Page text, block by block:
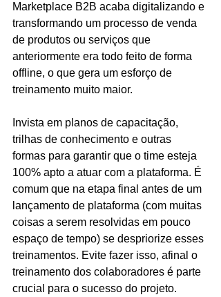
Marketplace B2B acaba digitalizando e
transformando um processo de venda
de produtos ou serviços que
anteriormente era todo feito de forma
offline, o que gera um esforço de
treinamento muito maior.
Invista em planos de capacitação,
trilhas de conhecimento e outras
formas para garantir que o time esteja
100% apto a atuar com a plataforma. É
comum que na etapa final antes de um
lançamento de plataforma (com muitas
coisas a serem resolvidas em pouco
espaço de tempo) se despriorize esses
treinamentos. Evite fazer isso, afinal o
treinamento dos colaboradores é parte
crucial para o sucesso do projeto.